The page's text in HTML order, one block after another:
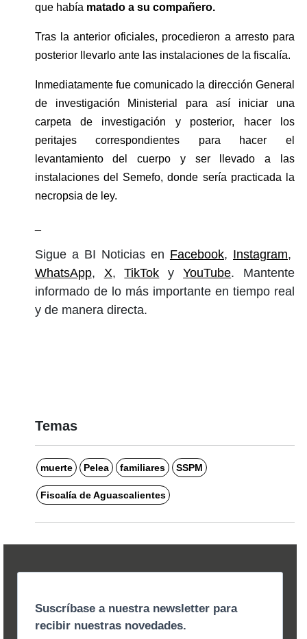
que había matado a su compañero.
Tras la anterior oficiales, procedieron a arresto para
posterior llevarlo ante las instalaciones de la fiscalía.
Inmediatamente fue comunicado la dirección General
de investigación Ministerial para así iniciar una
carpeta de investigación y posterior, hacer los
peritajes correspondientes para hacer el
levantamiento del cuerpo y ser llevado a las
instalaciones del Semefo, donde sería practicada la
necropsia de ley.
Sigue a BI Noticias en Facebook, Instagram,
WhatsApp, X,TikTok yYouTube. Mantente
informado de lo más importante en tiempo real
y de manera directa.
Temas
muerte Pelea familiares SSPM
Fiscalía de Aguascalientes